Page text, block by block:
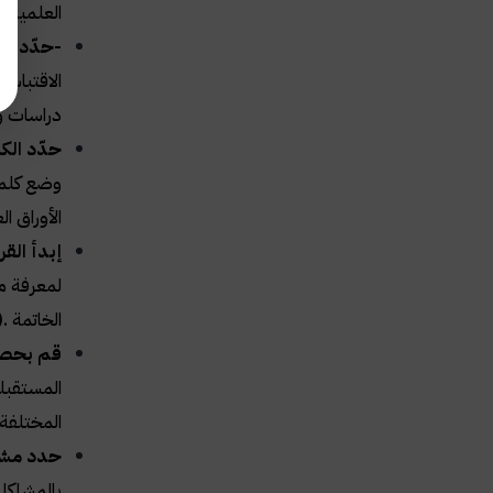
-حدّد
الاقتباس
دراسات
حدّد
وضع
إبدأ
لمعرفة
الخاتمة
قم
حدد